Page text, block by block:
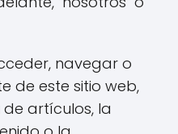
navegar o
de este sitio web,
artículos, la